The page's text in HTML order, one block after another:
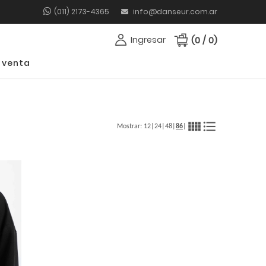
(011) 2173-4365 info@danseur.com.ar
Ingresar (0 / 0)
Mostrar: 12 24 48 86 view_comfyformat_list_bulleted